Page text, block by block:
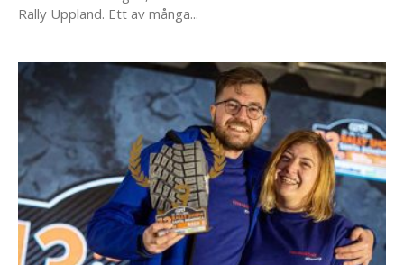
Rally Uppland. Ett av många...